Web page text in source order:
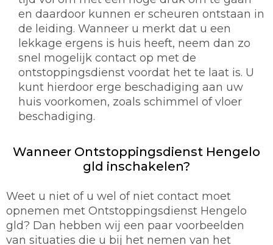
en daardoor kunnen er scheuren ontstaan in
de leiding. Wanneer u merkt dat u een
lekkage ergens is huis heeft, neem dan zo
snel mogelijk contact op met de
ontstoppingsdienst voordat het te laat is. U
kunt hierdoor erge beschadiging aan uw
huis voorkomen, zoals schimmel of vloer
beschadiging.
Wanneer Ontstoppingsdienst Hengelo
gld inschakelen?
Weet u niet of u wel of niet contact moet
opnemen met Ontstoppingsdienst Hengelo
gld? Dan hebben wij een paar voorbeelden
van situaties die u bij het nemen van het